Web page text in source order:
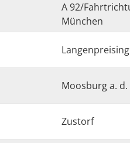
A 92/
München
Langenpreising
Moosburg a. d.
Zustorf